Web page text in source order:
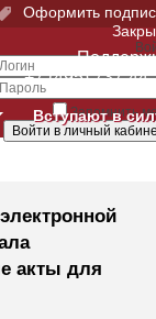
Оформить
Запомнить
+7 (495) 737-
Вступают в
акты для